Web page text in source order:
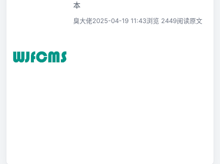
本
臭大佬2025-04-19 11:43浏览 2449阅读原文